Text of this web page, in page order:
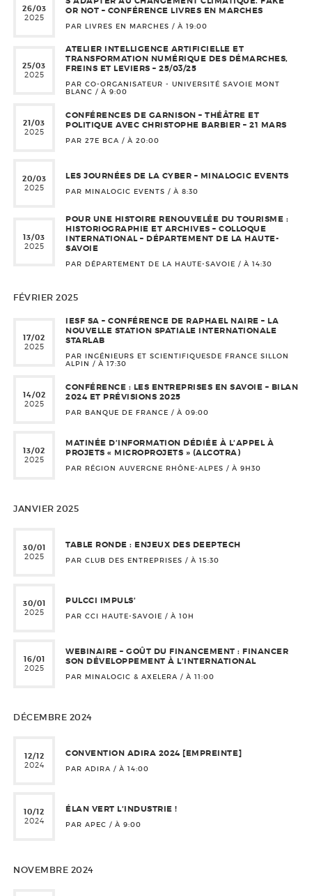
26/03
2025
OR NOT – CONFÉRENCE LIVRES EN MARCHES
PAR LIVRES EN MARCHES / À 19:00
25/03
2025
ATELIER INTELLIGENCE ARTIFICIELLE ET
TRANSFORMATION NUMÉRIQUE DES DÉMARCHES,
FREINS ET LEVIERS – 25/03/25
PAR CO-ORGANISATEUR - UNIVERSITÉ SAVOIE MONT
BLANC / À 9:00
21/03
2025
CONFÉRENCES DE GARNISON – THÉÂTRE ET
POLITIQUE AVEC CHRISTOPHE BARBIER – 21 MARS
PAR 27E BCA / À 20:00
20/03
2025
LES JOURNÉES DE LA CYBER – MINALOGIC EVENTS
PAR MINALOGIC EVENTS / À 8:30
13/03
2025
POUR UNE HISTOIRE RENOUVELÉE DU TOURISME :
HISTORIOGRAPHIE ET ARCHIVES – COLLOQUE
INTERNATIONAL – DÉPARTEMENT DE LA HAUTE-
SAVOIE
PAR DÉPARTEMENT DE LA HAUTE-SAVOIE / À 14:30
FÉVRIER 2025
17/02
2025
IESF SA – CONFÉRENCE DE RAPHAEL NAIRE – LA
NOUVELLE STATION SPATIALE INTERNATIONALE
STARLAB
PAR INGÉNIEURS ET SCIENTIFIQUESDE FRANCE SILLON
ALPIN / À 17:30
14/02
2025
CONFÉRENCE : LES ENTREPRISES EN SAVOIE – BILAN
2024 ET PRÉVISIONS 2025
PAR BANQUE DE FRANCE / À 09:00
13/02
2025
MATINÉE D’INFORMATION DÉDIÉE À L’APPEL À
PROJETS « MICROPROJETS » (ALCOTRA)
PAR RÉGION AUVERGNE RHÔNE-ALPES / À 9H30
JANVIER 2025
30/01
2025
TABLE RONDE : ENJEUX DES DEEPTECH
PAR CLUB DES ENTREPRISES / À 15:30
30/01
2025
PULCCI IMPULS’
PAR CCI HAUTE-SAVOIE / À 10H
16/01
2025
WEBINAIRE – GOÛT DU FINANCEMENT : FINANCER
SON DÉVELOPPEMENT À L’INTERNATIONAL
PAR MINALOGIC & AXELERA / À 11:00
DÉCEMBRE 2024
12/12
2024
CONVENTION ADIRA 2024 [EMPREINTE]
PAR ADIRA / À 14:00
10/12
2024
ÉLAN VERT L’INDUSTRIE !
PAR APEC / À 9:00
NOVEMBRE 2024